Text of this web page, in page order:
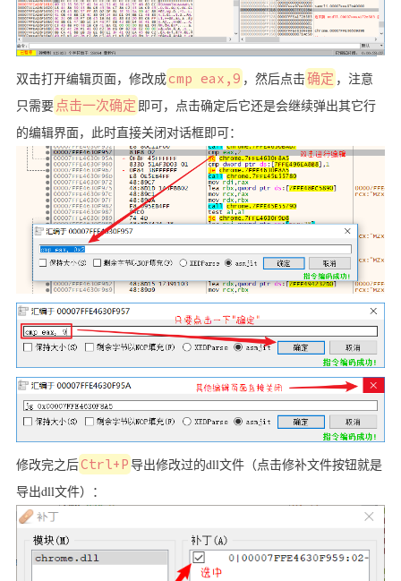
双击打开编辑页面，修改成cmp eax,9 ，然后点击确定 ，注意
只需要 点击一次确定 即可，点击确定后它还是会继续弹出其它行
的编辑界面，此时直接关闭对话框即可：
修改完之后Ctrl+P导出修改过的dll文件（点击修补文件按钮就是
导出dll文件）：